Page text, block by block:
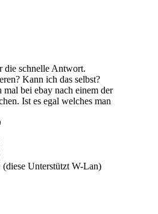
die schnelle Antwort.
Kann ich das selbst?
bei ebay nach einem der
Ist es egal welches man
Unterstützt W-Lan)